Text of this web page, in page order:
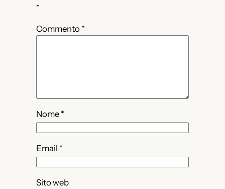
*
Commento *
Nome *
Email *
Sito web